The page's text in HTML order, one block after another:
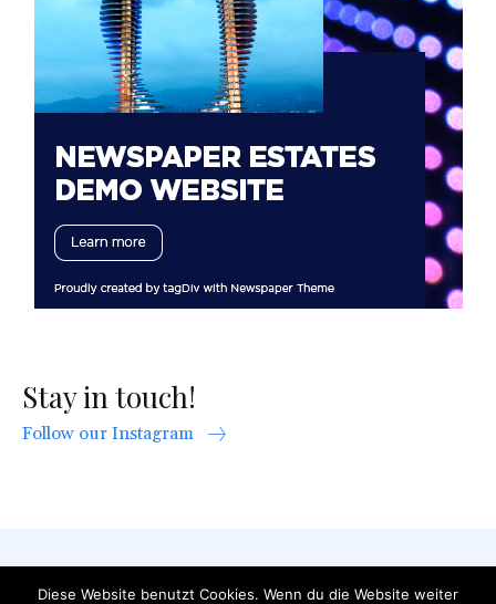
Stay in touch!
Follow our Instagram
AGB Datenschutzerklärung FAQ
Diese Website benutzt Cookies. Wenn du die Website weiter